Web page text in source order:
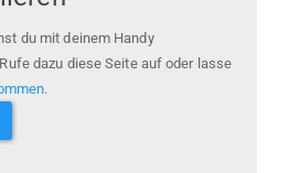
du mit deinem Handy
dazu diese Seite auf oder lasse
.